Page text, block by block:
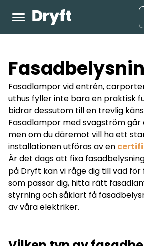
Fasadlampor vid entrén,
uthus fyller inte bara en praktisk
bidrar dessutom till en trevlig
Fasadlampor med svagström går
men om du däremot vill ha ett
installationen utföras av en
Är det dags att fixa
på Dryft kan vi råge dig till vad
som passar dig, hitta rätt
styrning och såklart få
av våra elektriker.